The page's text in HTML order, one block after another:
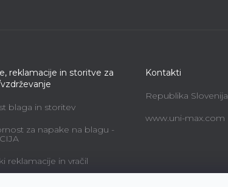
reklamacije in storitve za
blaga in storitev
za napake na blagu -
reklamacije in vračil
Kontakti
Republika Slovenija
www.uni-max.com